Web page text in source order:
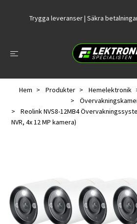
Trygga leveranser | Säkra
Hem Produkter Hemelektronik
Reolink NVS8-12MB4
NVR, 4x 12 MP kamera)